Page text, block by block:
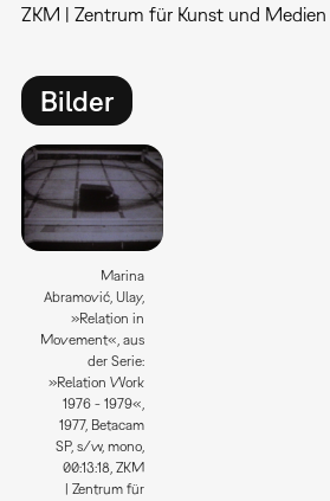
ZKM | Zentrum für Kunst und Medien
Bilder
Marina
Abramović, Ulay,
»Relation in
Movement«, aus
der Serie:
»Relation Work
1976 - 1979«,
1977, Betacam
SP, s/w, mono,
00:13:18, ZKM
| Zentrum für